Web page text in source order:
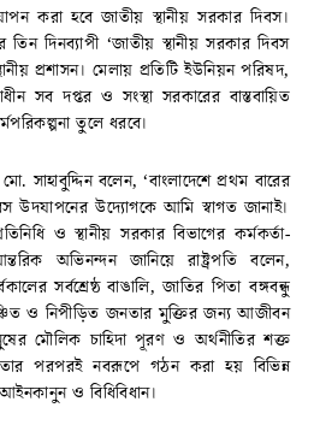
করা হবে জাতীয় স্থানীয় সরকার দিবস।
দিনব্যাপী ‘জাতীয় স্থানীয় সরকার দিবস
প্রশাসন। মেলায় প্রতিটি ইউনিয়ন পরিষদ,
সব দপ্তর ও সংস্থা সরকারের বাস্তবায়িত
তুলে ধরবে।
মো. সাহাবুদ্দিন বলেন, ‘বাংলাদেশে প্রথম বারের
উদযাপনের উদ্যোগকে আমি স্বাগত জানাই।
ও স্থানীয় সরকার বিভাগের কর্মকর্তা-
অভিনন্দন জানিয়ে রাষ্ট্রপতি বলেন,
সর্বশ্রেষ্ঠ বাঙালি, জাতির পিতা বঙ্গবন্ধু
ও নিপীড়িত জনতার মুক্তির জন্য আজীবন
মৌলিক চাহিদা পূরণ ও অর্থনীতির শক্ত
পরপরই নবরূপে গঠন করা হয় বিভিন্ন
ও বিধিবিধান।